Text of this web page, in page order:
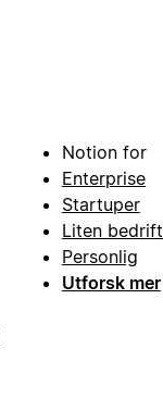
Notion for
Enterprise
Startuper
Liten bedrift
Personlig
Utforsk mer